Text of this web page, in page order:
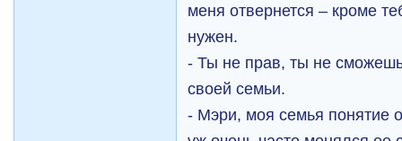
меня отвернется – кроме
нужен.
- Ты не прав, ты не
своей семьи.
- Мэри, моя семья понятие